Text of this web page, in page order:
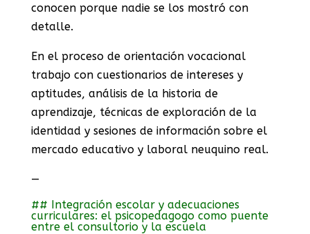
conocen porque nadie se los mostró con
detalle.
En el proceso de orientación vocacional
trabajo con cuestionarios de intereses y
aptitudes, análisis de la historia de
aprendizaje, técnicas de exploración de la
identidad y sesiones de información sobre el
mercado educativo y laboral neuquino real.
—
## Integración escolar y adecuaciones
curriculares: el psicopedagogo como puente
entre el consultorio y la escuela